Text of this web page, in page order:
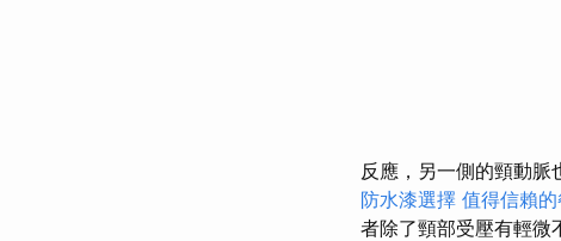
反應，另一側的頸動脈
防水漆選擇 值得信賴
者除了頸部受壓有輕微